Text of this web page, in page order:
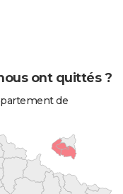
ont quittés ?
de